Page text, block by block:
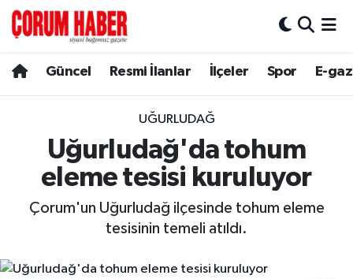
Güncel Resmi İlanlar İlçeler Spor E-
UĞURLUDAĞ
Uğurludağ'da tohum
eleme tesisi kuruluyor
Çorum'un Uğurludağ ilçesinde tohum eleme
tesisinin temeli atıldı.
Spor
Resmi İlanlar
Alaca
Hava Durumu
Çorum Namaz Vakitleri
Trafik Durumu
Süper Lig Puan Durumu ve Fikstür